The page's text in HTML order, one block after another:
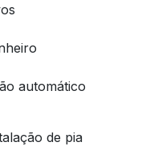
automático
de pia